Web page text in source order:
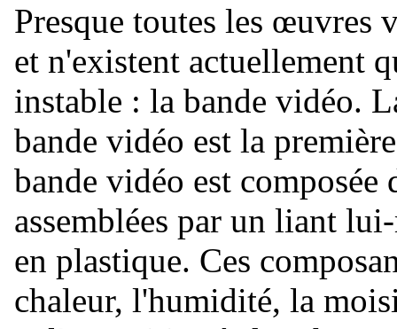
Presque toutes les œuvres
et n'existent actuellement
instable : la bande vidéo.
bande vidéo est la
bande vidéo est composée
assemblées par un liant
en plastique. Ces
chaleur, l'humidité, la